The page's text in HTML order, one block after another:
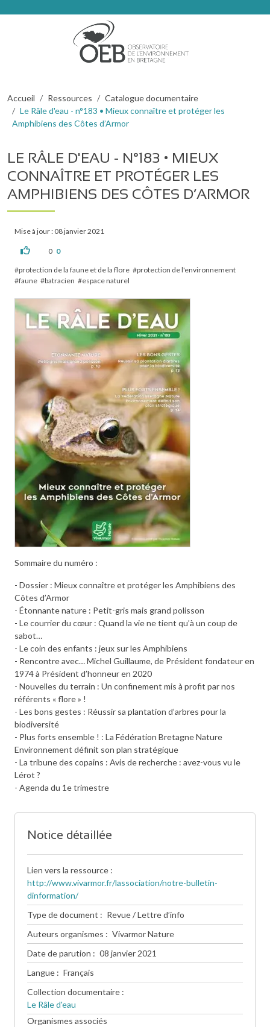
Fil d'Ariane
Accueil Ressources
Catalogue documentaire
Le Râle d'eau - n°183 • Mieux connaître et protéger les
Amphibiens des Côtes d’Armor
LE RÂLE D'EAU - N°183 • MIEUX
CONNAÎTRE ET PROTÉGER LES
AMPHIBIENS DES CÔTES D’ARMOR
Mise à jour : 08 janvier 2021
0 0
protection de la faune et de la flore
protection de l'environnement
faune
batracien espace naturel
Sommaire du numéro :
- Dossier : Mieux connaître et protéger les Amphibiens des
Côtes d’Armor
- Étonnante nature : Petit-gris mais grand polisson
- Le courrier du cœur : Quand la vie ne tient qu’à un coup de
sabot…
- Le coin des enfants : jeux sur les Amphibiens
- Rencontre avec… Michel Guillaume, de Président fondateur en
1974 à Président d’honneur en 2020
- Nouvelles du terrain : Un confinement mis à profit par nos
référents « flore » !
- Les bons gestes : Réussir sa plantation d’arbres pour la
biodiversité
- Plus forts ensemble ! : La Fédération Bretagne Nature
Environnement définit son plan stratégique
- La tribune des copains : Avis de recherche : avez-vous vu le
Lérot ?
- Agenda du 1e trimestre
Notice détaillée
Lien vers la ressource
http://www.vivarmor.fr/lassociation/notre-bulletin-
dinformation/
Type de document
Revue / Lettre d’info
Auteurs organismes
Vivarmor Nature
Date de parution
08 janvier 2021
Langue
Français
Collection documentaire
Le Râle d'eau
Organismes associés